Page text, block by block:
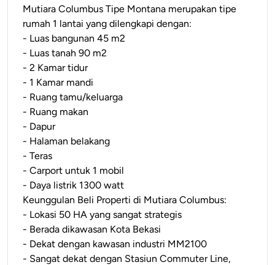
Mutiara Columbus Tipe Montana merupakan tipe
rumah 1 lantai yang dilengkapi dengan:
- Luas bangunan 45 m2
- Luas tanah 90 m2
- 2 Kamar tidur
- 1 Kamar mandi
- Ruang tamu/keluarga
- Ruang makan
- Dapur
- Halaman belakang
- Teras
- Carport untuk 1 mobil
- Daya listrik 1300 watt
Keunggulan Beli Properti di Mutiara Columbus:
- Lokasi 50 HA yang sangat strategis
- Berada dikawasan Kota Bekasi
- Dekat dengan kawasan industri MM2100
- Sangat dekat dengan Stasiun Commuter Line,